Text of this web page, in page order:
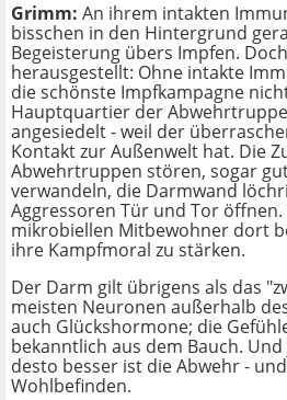
Grimm: An ihrem intakten
bisschen in den Hintergrund
Begeisterung übers Impfen.
herausgestellt: Ohne intakte
die schönste Impfkampagne
Hauptquartier der
angesiedelt - weil der
Kontakt zur Außenwelt hat. Die
Abwehrtruppen stören, sogar
verwandeln, die Darmwand
Aggressoren Tür und Tor
mikrobiellen Mitbewohner dort
ihre Kampfmoral zu stärken.
Der Darm gilt übrigens als das
meisten Neuronen außerhalb
auch Glückshormone; die
bekanntlich aus dem Bauch. Und
desto besser ist die Abwehr -
Wohlbefinden.